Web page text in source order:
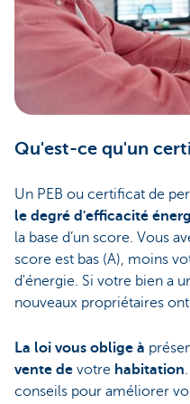
Qu'est-ce qu'un
Un PEB ou certificat de
le degré d'efficacité
la base d’un score. Vous
score est bas (A), moins
d'énergie. Si votre bien a
nouveaux propriétaires
La loi vous oblige à
vente de votre habitation
conseils pour améliorer